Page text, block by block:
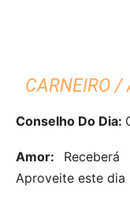
CARNEIRO
Conselho Do Dia:
Amor:
Aproveite este dia